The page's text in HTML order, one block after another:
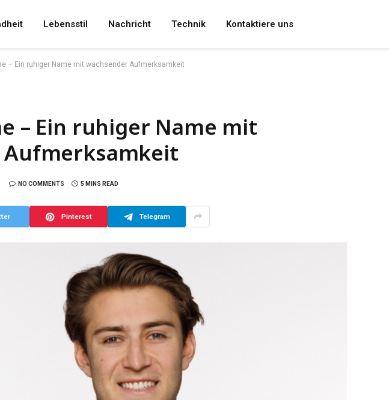
Lebensstil Nachricht Technik Kontaktiere uns
– Ein ruhiger Name mit wachsender Aufmerksamkeit
– Ein ruhiger Name mit
NO COMMENTS 5 MINS READ
Pinterest Telegram